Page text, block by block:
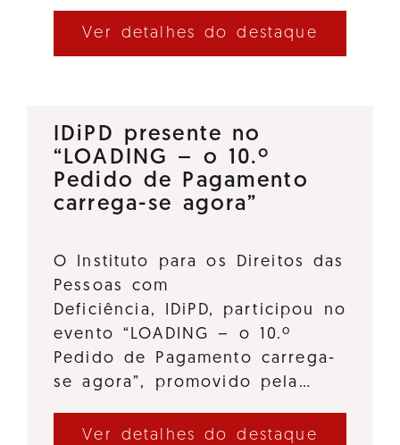
Ver detalhes do destaque
IDiPD presente no
“LOADING – o 10.º
Pedido de Pagamento
carrega-se agora”
O Instituto para os Direitos das
Pessoas com
Deficiência, IDiPD, participou no
evento “LOADING – o 10.º
Pedido de Pagamento carrega-
se agora”, promovido pela…
Ver detalhes do destaque